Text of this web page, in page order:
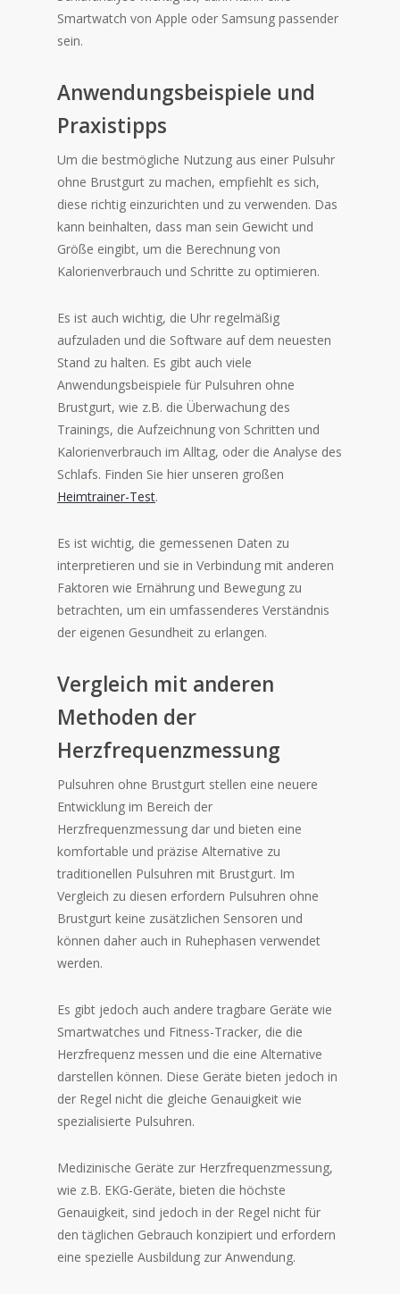
Smartwatch von Apple oder Samsung passender
sein.
Anwendungsbeispiele und
Praxistipps
Um die bestmögliche Nutzung aus einer Pulsuhr
ohne Brustgurt zu machen, empfiehlt es sich,
diese richtig einzurichten und zu verwenden. Das
kann beinhalten, dass man sein Gewicht und
Größe eingibt, um die Berechnung von
Kalorienverbrauch und Schritte zu optimieren.
Es ist auch wichtig, die Uhr regelmäßig
aufzuladen und die Software auf dem neuesten
Stand zu halten. Es gibt auch viele
Anwendungsbeispiele für Pulsuhren ohne
Brustgurt, wie z.B. die Überwachung des
Trainings, die Aufzeichnung von Schritten und
Kalorienverbrauch im Alltag, oder die Analyse des
Schlafs. Finden Sie hier unseren großen
Heimtrainer-Test.
Es ist wichtig, die gemessenen Daten zu
interpretieren und sie in Verbindung mit anderen
Faktoren wie Ernährung und Bewegung zu
betrachten, um ein umfassenderes Verständnis
der eigenen Gesundheit zu erlangen.
Vergleich mit anderen
Methoden der
Herzfrequenzmessung
Pulsuhren ohne Brustgurt stellen eine neuere
Entwicklung im Bereich der
Herzfrequenzmessung dar und bieten eine
komfortable und präzise Alternative zu
traditionellen Pulsuhren mit Brustgurt. Im
Vergleich zu diesen erfordern Pulsuhren ohne
Brustgurt keine zusätzlichen Sensoren und
können daher auch in Ruhephasen verwendet
werden.
Es gibt jedoch auch andere tragbare Geräte wie
Smartwatches und Fitness-Tracker, die die
Herzfrequenz messen und die eine Alternative
darstellen können. Diese Geräte bieten jedoch in
der Regel nicht die gleiche Genauigkeit wie
spezialisierte Pulsuhren.
Medizinische Geräte zur Herzfrequenzmessung,
wie z.B. EKG-Geräte, bieten die höchste
Genauigkeit, sind jedoch in der Regel nicht für
den täglichen Gebrauch konzipiert und erfordern
eine spezielle Ausbildung zur Anwendung.